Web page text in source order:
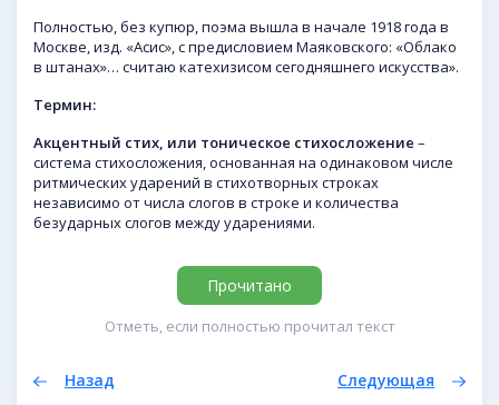
Полностью, без купюр, поэма вышла в начале 1918 года в
Москве, изд. «Асис», с предисловием Маяковского: «Облако
в штанах»… считаю катехизисом сегодняшнего искусства».
Термин:
Акцентный стих, или тоническое стихосложение –
система стихосложения, основанная на одинаковом числе
ритмических ударений в стихотворных строках
независимо от числа слогов в строке и количества
безударных слогов между ударениями.
Прочитано
Отметь, если полностью прочитал текст
Назад Следующая